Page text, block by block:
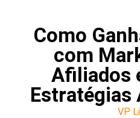
Como
com
Afiliados
Estratégias
VP